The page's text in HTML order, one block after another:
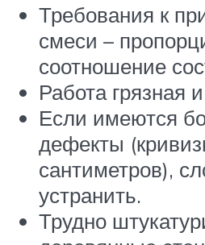
Требования к
смеси –
соотношение
Работа грязная
Если имеются
дефекты
сантиметров),
устранить.
Трудно